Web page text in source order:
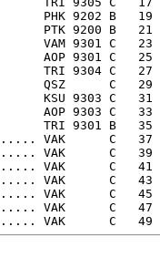
PHK 9202 B   19
PTK 9200 B   21
VAM 9301 C   23
AOP 9301 C   25
TRI 9304 C   27
QSZ      C   29
KSU 9303 C   31
AOP 9303 C   33
TRI 9301 B   35
VAK      C   37
VAK      C   39
VAK      C   41
VAK      C   43
VAK      C   45
VAK      C   47